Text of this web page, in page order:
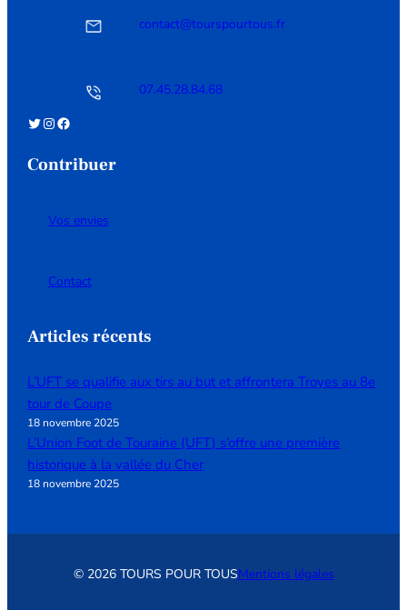
contact@tourspourtous.fr
07.45.28.84.68
Twitter InstagramFacebook
Contribuer
Vos envies
Contact
Articles récents
L’UFT se qualifie aux tirs au but et affrontera Troyes au 8e
tour de Coupe
18 novembre 2025
L’Union Foot de Touraine (UFT) s’offre une première
historique à la vallée du Cher
18 novembre 2025
© 2026 TOURS POUR TOUSMentions légales